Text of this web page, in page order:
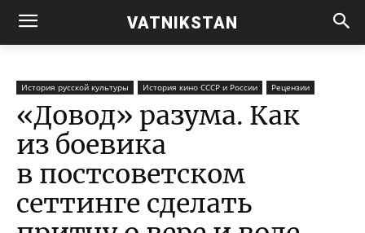
VATNIKSTAN
История русской культуры История кино СССР и России Рецензии
«Довод» разума. Как
из боевика
в постсоветском
сеттинге сделать